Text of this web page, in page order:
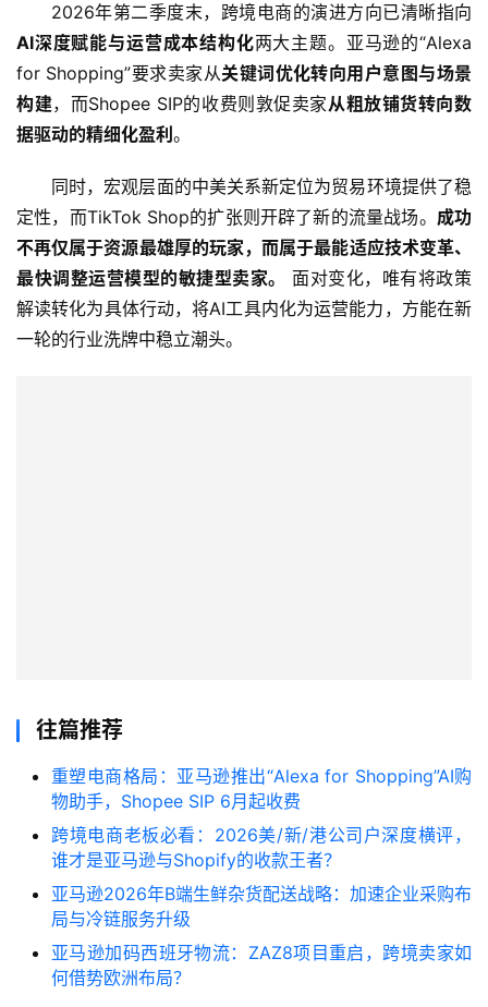
2026年第二季度末，跨境电商的演进方向已清晰指向
AI深度赋能与运营成本结构化两大主题。亚马逊的“Alexa
for Shopping”要求卖家从关键词优化转向用户意图与场景
构建，而Shopee SIP的收费则敦促卖家从粗放铺货转向数
据驱动的精细化盈利 。
同时，宏观层面的中美关系新定位为贸易环境提供了稳
定性，而TikTok Shop的扩张则开辟了新的流量战场。 成功
不再仅属于资源最雄厚的玩家，而属于最能适应技术变革、
最快调整运营模型的敏捷型卖家。
面对变化，唯有将政策
解读转化为具体行动，将AI工具内化为运营能力，方能在新
一轮的行业洗牌中稳立潮头。
往篇推荐
重塑电商格局：亚马逊推出“Alexa for Shopping”AI购
物助手，Shopee SIP 6月起收费
跨境电商老板必看：2026美/新/港公司户深度横评，
谁才是亚马逊与Shopify的收款王者？
亚马逊2026年B端生鲜杂货配送战略：加速企业采购布
局与冷链服务升级
亚马逊加码西班牙物流：ZAZ8项目重启，跨境卖家如
何借势欧洲布局？